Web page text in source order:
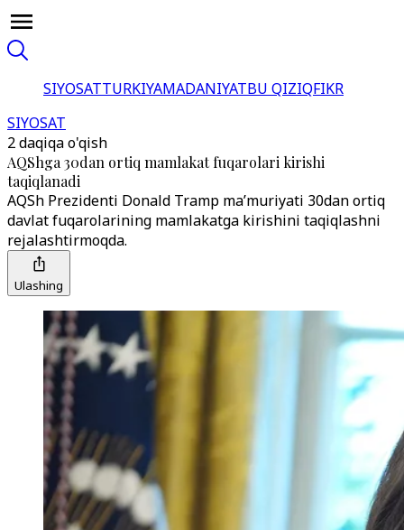
SIYOSATTURKIYAMADANIYATBU QIZIQFIKR
SIYOSAT
2 daqiqa o'qish
AQShga 30dan ortiq mamlakat fuqarolari kirishi
taqiqlanadi
AQSh Prezidenti Donald Tramp ma’muriyati 30dan ortiq
davlat fuqarolarining mamlakatga kirishini taqiqlashni
rejalashtirmoqda.
Ulashing